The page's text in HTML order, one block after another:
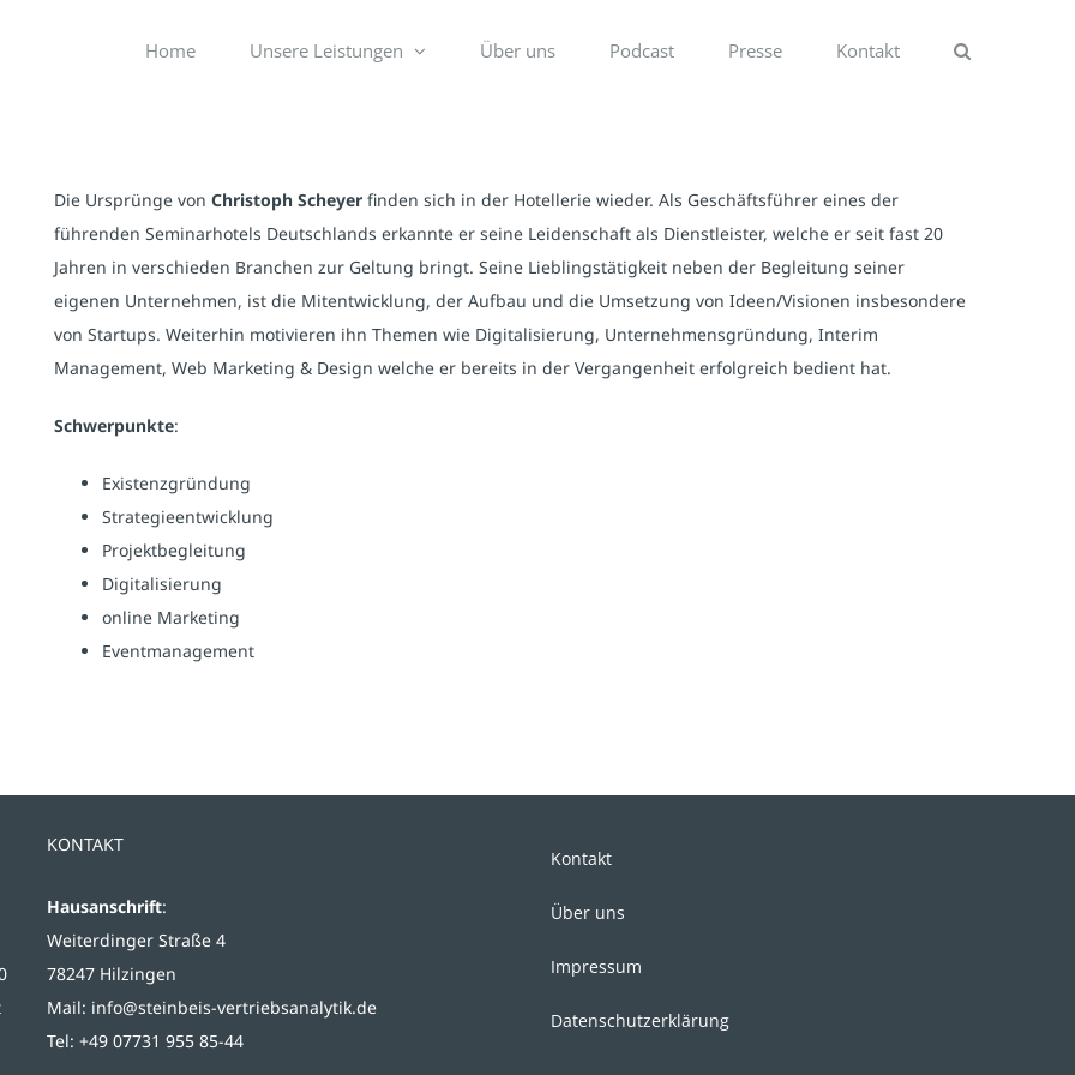
Home Unsere Leistungen Über uns Podcast Presse Kontakt
Die Ursprünge von Christoph Scheyerfinden sich in der Hotellerie wieder. Als Geschäftsführer eines der
führenden Seminarhotels Deutschlands erkannte er seine Leidenschaft als Dienstleister, welche er seit fast 20
Jahren in verschieden Branchen zur Geltung bringt. Seine Lieblingstätigkeit neben der Begleitung seiner
eigenen Unternehmen, ist die Mitentwicklung, der Aufbau und die Umsetzung von Ideen/Visionen insbesondere
von Startups. Weiterhin motivieren ihn Themen wie Digitalisierung, Unternehmensgründung, Interim
Management, Web Marketing & Design welche er bereits in der Vergangenheit erfolgreich bedient hat.
Schwerpunkte:
Existenzgründung
Strategieentwicklung
Projektbegleitung
Digitalisierung
online Marketing
Eventmanagement
KONTAKT
Hausanschrift:
Weiterdinger Straße 4
78247 Hilzingen
Mail: info@steinbeis-vertriebsanalytik.de
Tel: +49 07731 955 85-44
Kontakt
Über uns
Impressum
Datenschutzerklärung